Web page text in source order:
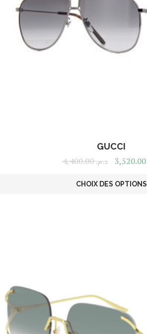
GUCCI
د.م.4,400.00
CHOIX DES OPTIONS